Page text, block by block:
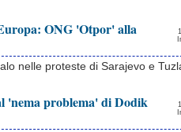
ONG 'Otpor' alla
nelle proteste di Sarajevo e
'nema problema' di Dodik